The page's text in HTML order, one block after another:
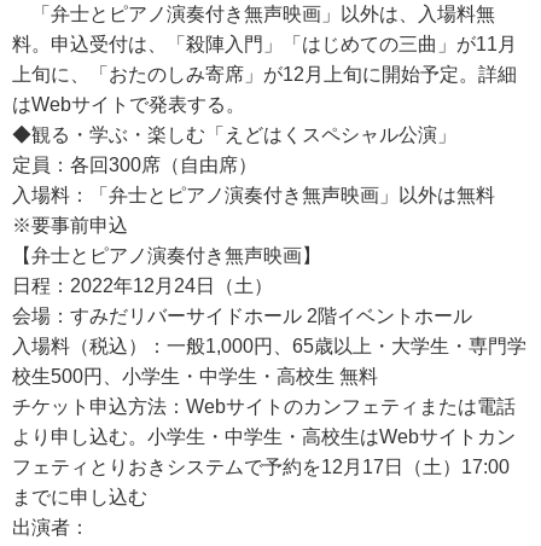
「弁士とピアノ演奏付き無声映画」以外は、入場料無
料。申込受付は、「殺陣入門」「はじめての三曲」が11月
上旬に、「おたのしみ寄席」が12月上旬に開始予定。詳細
はWebサイトで発表する。
◆観る・学ぶ・楽しむ「えどはくスペシャル公演」
定員：各回300席（自由席）
入場料：「弁士とピアノ演奏付き無声映画」以外は無料
※要事前申込
【弁士とピアノ演奏付き無声映画】
日程：2022年12月24日（土）
会場：すみだリバーサイドホール 2階イベントホール
​入場料（税込）：一般1,000円、65歳以上・大学生・専門学
校生500円、小学生・中学生・高校生 無料
チケット申込方法：Webサイトのカンフェティまたは電話
より申し込む。小学生・中学生・高校生はWebサイトカン
フェティとりおきシステムで予約を12月17日（土）17:00
までに申し込む
出演者：